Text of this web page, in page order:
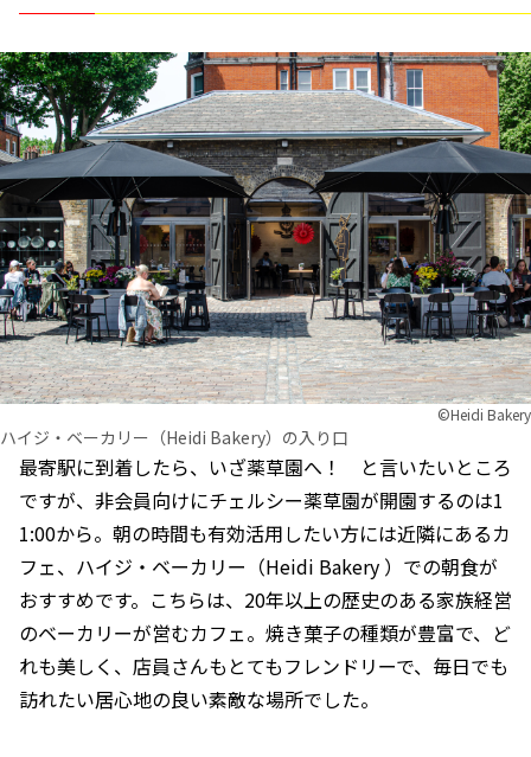
©︎Heidi Bakery
ハイジ・ベーカリー（Heidi Bakery）の入り口
最寄駅に到着したら、いざ薬草園へ！ と言いたいところ
ですが、非会員向けにチェルシー薬草園が開園するのは1
1:00から。朝の時間も有効活用したい方には近隣にあるカ
フェ、ハイジ・ベーカリー（Heidi Bakery ）での朝食が
おすすめです。こちらは、20年以上の歴史のある家族経営
のベーカリーが営むカフェ。焼き菓子の種類が豊富で、ど
れも美しく、店員さんもとてもフレンドリーで、毎日でも
訪れたい居心地の良い素敵な場所でした。